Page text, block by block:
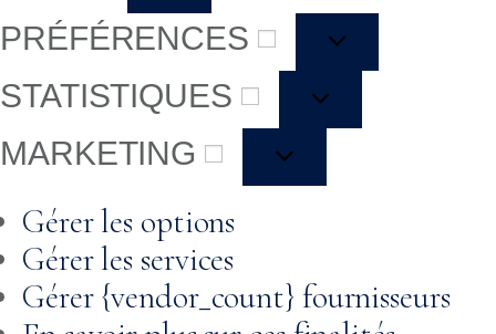
PRÉFÉRENCES
STATISTIQUES
MARKETING
Gérer les options
Gérer les services
Gérer {vendor_count} fournisseurs